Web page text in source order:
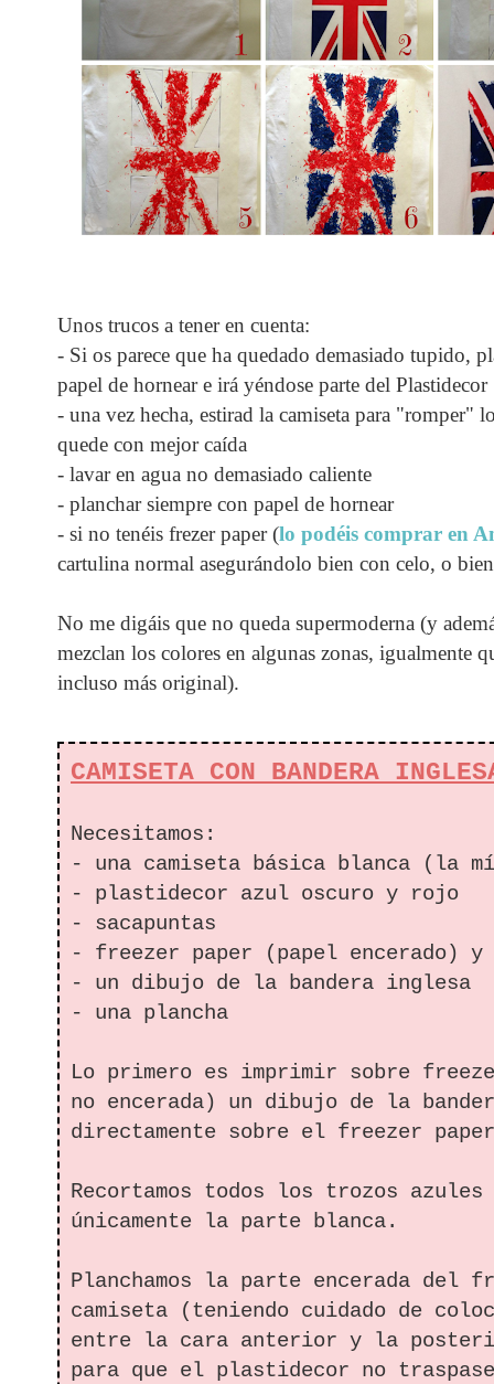
Unos trucos a tener en cuenta:
- Si os parece que ha quedado demasiado tupido,
papel de hornear e irá yéndose parte del Plastidecor
- una vez hecha, estirad la camiseta para "romper"
quede con mejor caída
- lavar en agua no demasiado caliente
- planchar siempre con papel de hornear
- si no tenéis frezer paper (lo podéis comprar en
cartulina normal asegurándolo bien con celo, o
No me digáis que no queda supermoderna (y
mezclan los colores en algunas zonas, igualmente
incluso más original).
CAMISETA CON BANDERA
Necesitamos:
- una camiseta básica blanca (la
- plastidecor azul oscuro y rojo
- sacapuntas
- freezer paper (papel encerado) y
- un dibujo de la bandera inglesa
- una plancha
Lo primero es imprimir sobre
no encerada) un dibujo de la
directamente sobre el freezer
Recortamos todos los trozos
únicamente la parte blanca.
Planchamos la parte encerada del
camiseta (teniendo cuidado de
entre la cara anterior y la
para que el plastidecor no